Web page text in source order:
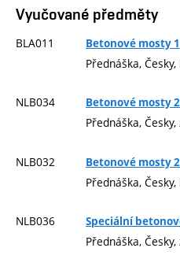
Vyučované předměty
BLA011 Betonové mosty 1
Přednáška, Česky,
NLB034 Betonové mosty 2
Přednáška, Česky,
NLB032 Betonové mosty
Přednáška, Česky,
NLB036 Speciální
Přednáška, Česky,